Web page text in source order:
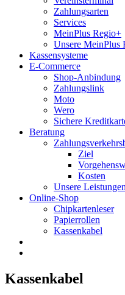
Zahlungsarten
Services
MeinPlus Regio+
Unsere MeinPlus
Kassensysteme
E-Commerce
Shop-Anbindung
Zahlungslink
Moto
Wero
Sichere
Beratung
Ziel
Kosten
Unsere Leistungen
Online-Shop
Chipkartenleser
Papierrollen
Kassenkabel
Kassenkabel